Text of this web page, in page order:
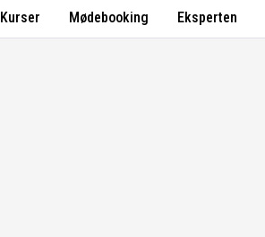
Kurser Mødebooking Eksperten